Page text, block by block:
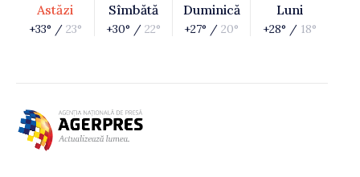
Astăzi
+33° / 23°
Sîmbătă
+30° / 22°
Duminică
+27° / 20°
Luni
+28° / 18°